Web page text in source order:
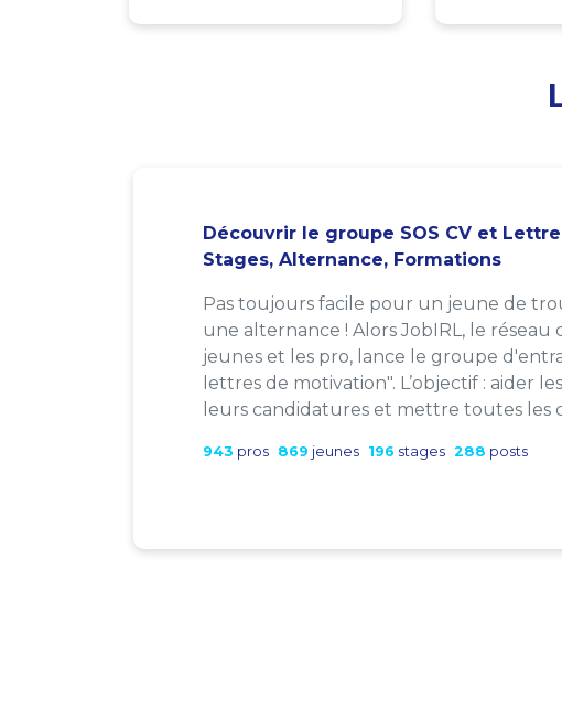
Découvrir le groupe SOS CV et
Stages, Alternance, Formations
Pas toujours facile pour un jeune de
une alternance ! Alors JobIRL, le réseau
jeunes et les pro, lance le groupe
lettres de motivation". L’objectif : aider
leurs candidatures et mettre toutes les
943 pros 869 jeunes 196 stages 288 posts